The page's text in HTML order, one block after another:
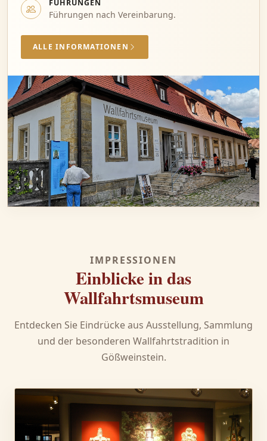
FÜHRUNGEN
Führungen nach Vereinbarung.
ALLE INFORMATIONEN
IMPRESSIONEN
Einblicke in das
Wallfahrtsmuseum
Entdecken Sie Eindrücke aus Ausstellung, Sammlung
und der besonderen Wallfahrtstradition in
Gößweinstein.